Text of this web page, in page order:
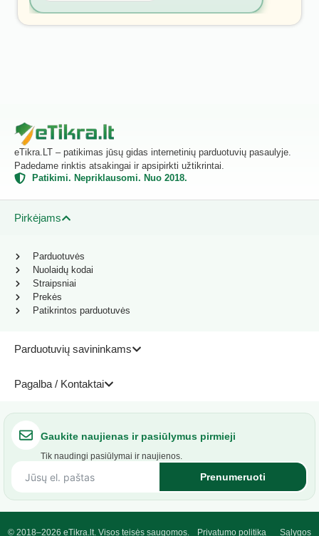
eTikra.LT – patikimas jūsų gidas internetinių parduotuvių pasaulyje.
Padedame rinktis atsakingai ir apsipirkti užtikrintai.
Patikimi. Nepriklausomi. Nuo 2018.
Pirkėjams
Parduotuvių savininkams
Pagalba / Kontaktai
Parduotuvės
Nuolaidų kodai
Straipsniai
Prekės
Patikrintos parduotuvės
Gaukite naujienas ir pasiūlymus pirmieji
Tik naudingi pasiūlymai ir naujienos.
Prenumeruoti
© 2018–2026 eTikra.lt. Visos teisės saugomos. Privatumo politika Sąlygos